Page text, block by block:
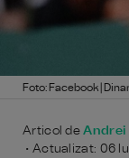
Foto: Facebook |
Articol deAndrei
• Actualizat: 06